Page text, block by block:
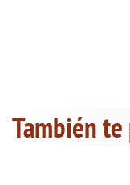
También